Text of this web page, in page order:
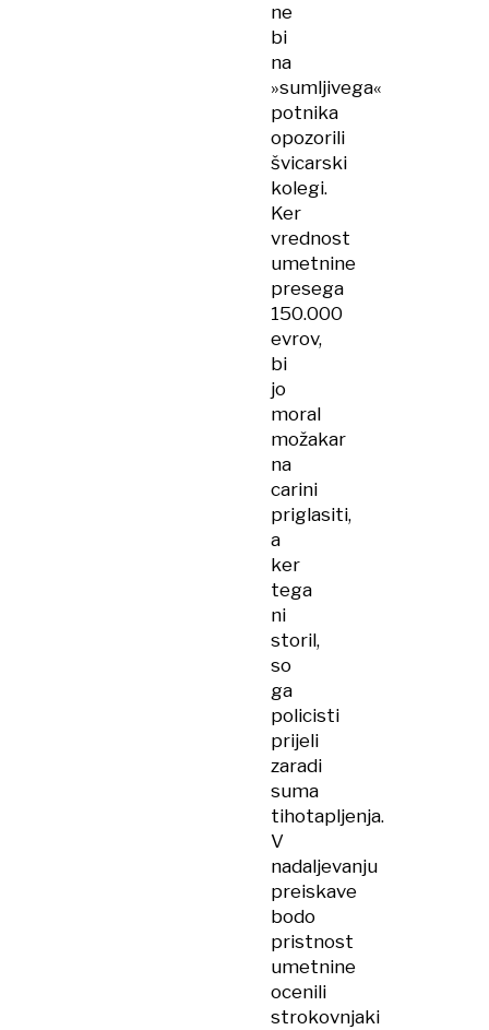
ne
bi
na
»sumljivega«
potnika
opozorili
švicarski
kolegi.
Ker
vrednost
umetnine
presega
150.000
evrov,
bi
jo
moral
možakar
na
carini
priglasiti,
a
ker
tega
ni
storil,
so
ga
policisti
prijeli
zaradi
suma
tihotapljenja.
V
nadaljevanju
preiskave
bodo
pristnost
umetnine
ocenili
strokovnjaki